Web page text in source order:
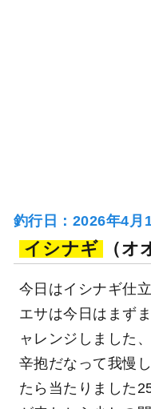
釣行日：2026年4
イシナギ （オ
今日はイシナギ仕
エサは今日はまず